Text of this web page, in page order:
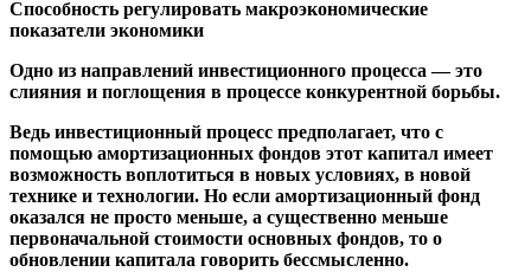
Способность регулировать макроэкономические
показатели экономики
Одно из направлений инвестиционного процесса — это
слияния и поглощения в процессе конкурентной борьбы.
Ведь инвестиционный процесс предполагает, что с
помощью амортизационных фондов этот капитал имеет
возможность воплотиться в новых условиях, в новой
технике и технологии. Но если амортизационный фонд
оказался не просто меньше, а существенно меньше
первоначальной стоимости основных фондов, то о
обновлении капитала говорить бессмысленно.